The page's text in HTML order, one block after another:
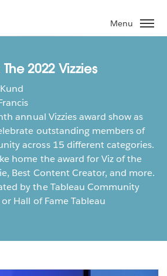
Menu
The 2022 Vizzies
annual Vizzies award show as
outstanding members of
across 15 different categories.
home the award for Viz of the
Best Content Creator, and more.
by the Tableau Community
Hall of Fame Tableau